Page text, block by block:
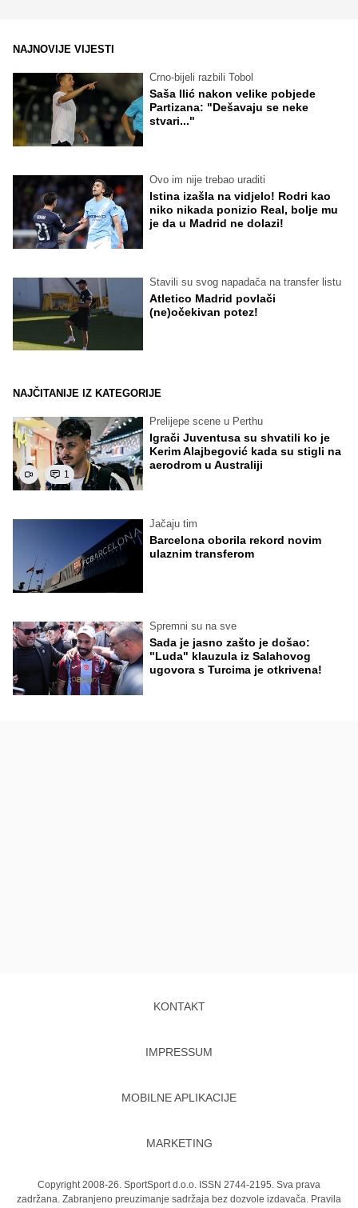
NAJNOVIJE VIJESTI
Crno-bijeli razbili Tobol
Saša Ilić nakon velike pobjede
Partizana: "Dešavaju se neke
stvari..."
Ovo im nije trebao uraditi
Istina izašla na vidjelo! Rodri kao
niko nikada ponizio Real, bolje mu
je da u Madrid ne dolazi!
Stavili su svog napadača na transfer listu
Atletico Madrid povlači
(ne)očekivan potez!
NAJČITANIJE IZ KATEGORIJE
1
Prelijepe scene u Perthu
Igrači Juventusa su shvatili ko je
Kerim Alajbegović kada su stigli na
aerodrom u Australiji
Jačaju tim
Barcelona oborila rekord novim
ulaznim transferom
Spremni su na sve
Sada je jasno zašto je došao:
"Luda" klauzula iz Salahovog
ugovora s Turcima je otkrivena!
KONTAKT
IMPRESSUM
MOBILNE APLIKACIJE
MARKETING
Copyright 2008-26. SportSport d.o.o. ISSN 2744-2195. Sva prava
zadržana. Zabranjeno preuzimanje sadržaja bez dozvole izdavača. Pravila